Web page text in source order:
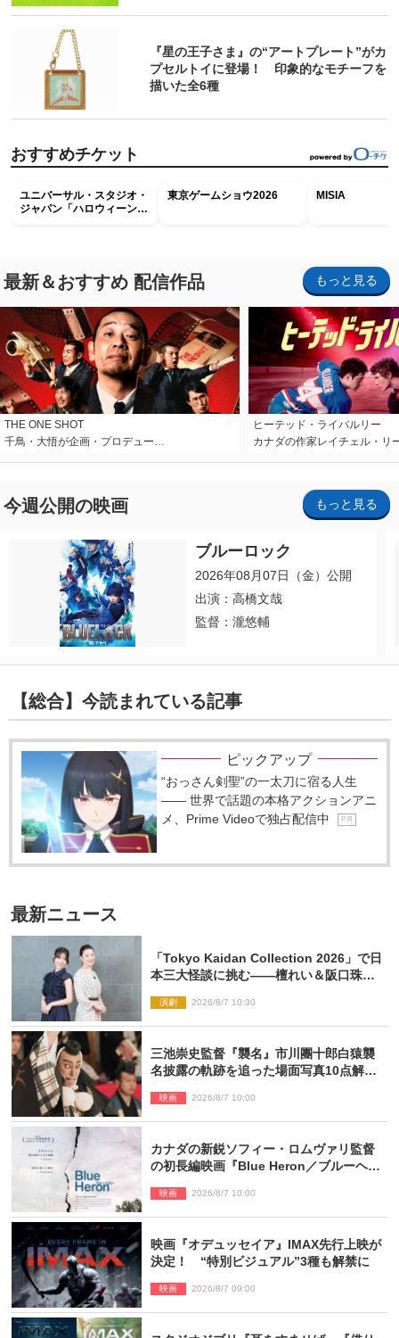
『星の王子さま』の“アートプレート”がカ
プセルトイに登場！ 印象的なモチーフを
描いた全6種
おすすめチケット
ユニバーサル・スタジオ・
ジャパン「ハロウィーン・
東京ゲームショウ2026 MISIA
最新＆おすすめ 配信作品 もっと見る
THE ONE SHOT
千鳥・大悟が企画・プロデュー…
ヒーテッド・ライバルリー
カナダの作家レイチェル・リ
今週公開の映画 もっと見る
ブルーロック
2026年08月07日（金）公開
出演：高橋文哉
監督：瀧悠輔
【総合】今読まれている記事
ピックアップ
“おっさん剣聖”の一太刀に宿る人生
―― 世界で話題の本格アクションアニ
メ、Prime Videoで独占配信中
P R
最新ニュース
「Tokyo Kaidan Collection 2026」で日
本三大怪談に挑む――檀れい＆阪口珠美
演劇 2026/8/7 10:30
三池崇史監督『襲名』市川團十郎白猿襲
名披露の軌跡を追った場面写真10点解
映画 2026/8/7 10:00
カナダの新鋭ソフィー・ロムヴァリ監督
の初長編映画『Blue Heron／ブルーヘロ
映画 2026/8/7 10:00
映画『オデュッセイア』IMAX先行上映が
決定！ “特別ビジュアル”3種も解禁に
映画 2026/8/7 09:00